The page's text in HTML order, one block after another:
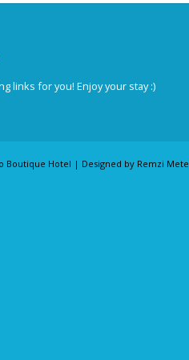
links for you! Enjoy your stay :)
Boutique Hotel | Designed by Remzi